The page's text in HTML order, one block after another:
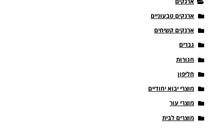
ארנקים
ארנקים טבעוניים
ארנקים קשיחים
גברים
חגורות
חליפון
מוצרי יבוא יחודיים
מוצרי עור
מוצרים לבית